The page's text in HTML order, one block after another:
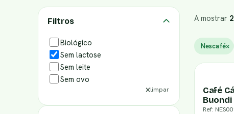
Filtros
Biológico
Sem lactose
Sem leite
Sem ovo
limpar
A mostrar 2
Nescafé×
Café
Buondi
Ref: